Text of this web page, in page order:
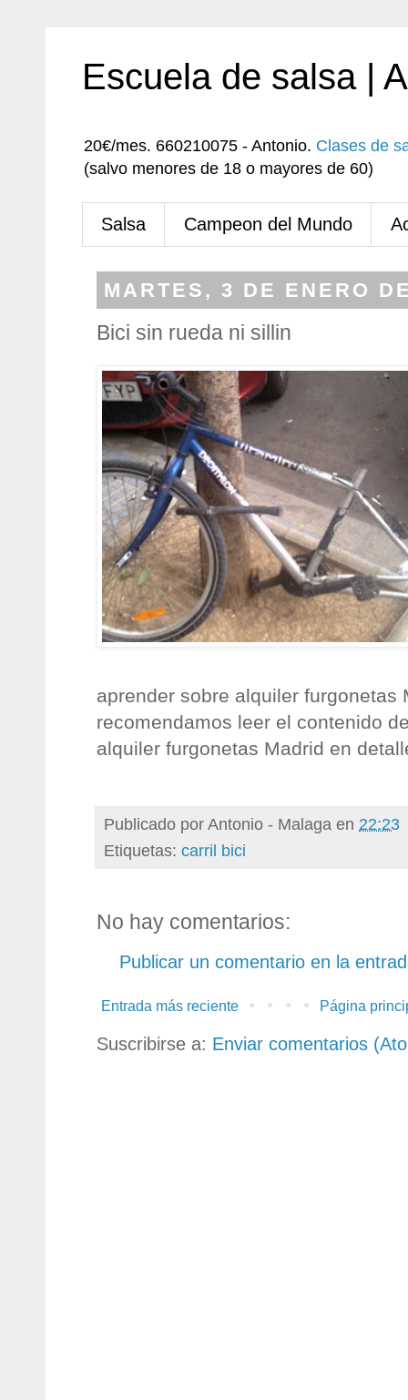
Escuela de salsa |
20€/mes. 660210075 - Antonio. Clases de
(salvo menores de 18 o mayores de 60)
Salsa Campeon del Mundo
MARTES, 3 DE ENERO
Bici sin rueda ni sillin
aprender sobre alquiler furgonetas
recomendamos leer el contenido
alquiler furgonetas Madrid en
Publicado porAntonio - Malaga en 22:23
Etiquetas: carril bici
No hay comentarios:
Publicar un comentario en la
Entrada más reciente Página
Suscribirse a: Enviar comentarios